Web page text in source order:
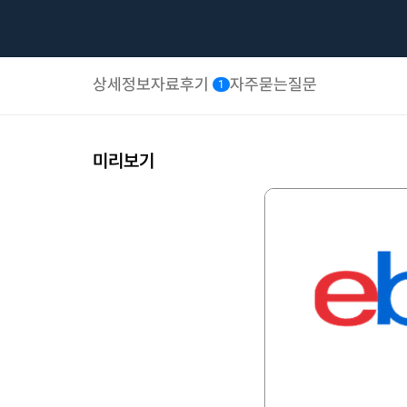
상세정보자료후기 1 자주묻는질문
미리보기